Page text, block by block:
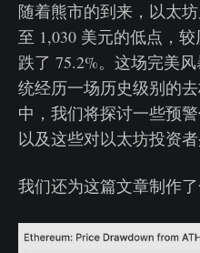
随着熊市的到来，以太
至 1,030 美元的低点，
跌了 75.2%。这场完美
统经历一场历史级别的
中，我们将探讨一些预
以及这些对以太坊投资者
我们还为这篇文章制作